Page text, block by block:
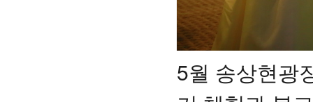
5월 송상현광